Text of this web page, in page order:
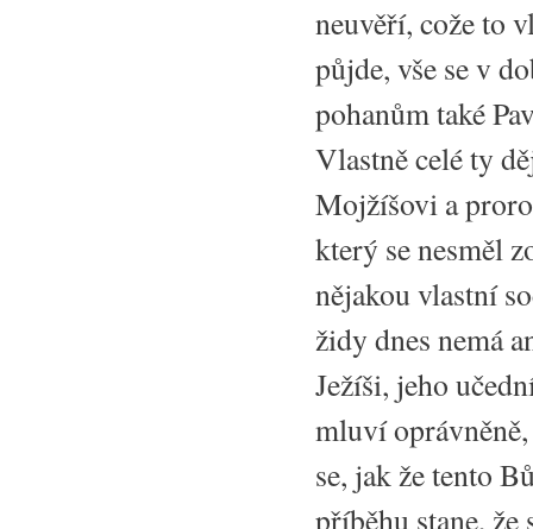
neuvěří, cože to
půjde, vše se v
pohanům také
Vlastně celé ty
Mojžíšovi a
který se nesměl
nějakou vlastní
židy dnes nemá
Ježíši, jeho
mluví
se, jak že tento
příběhu stane, že